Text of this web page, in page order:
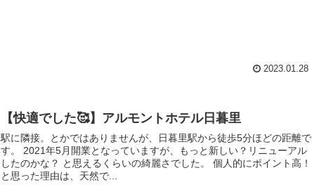
2023.01.28
【快適でした🥰】アルモントホテル日暮里
駅に隣接。とかではありませんが、日暮里駅から徒歩5分ほどの距離で
す。 2021年5月開業となっていますが、もっと新しい？リニューアル
したのかな？ と思えるくらいの綺麗さでした。 個人的にポイント高！
と思った理由は、天然で...